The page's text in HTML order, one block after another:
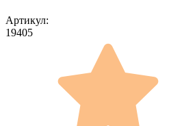
Артикул:
19405